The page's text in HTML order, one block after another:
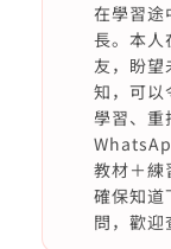
在學習途
長。本人
友，盼望
知，可以
學習、重
教材＋練
確保知道
問，歡迎